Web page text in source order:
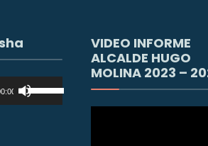
Utiliza
las
VIDEO INFORME
ALCALDE HUGO
MOLINA 2023 –